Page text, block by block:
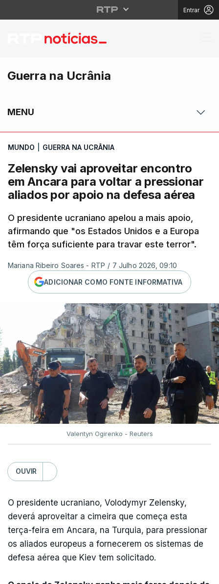
Entrar
Zelensky vai
Guerra na Ucrânia
MENU
MUNDO GUERRA NA UCRÂNIA
Zelensky vai aproveitar encontro
em Ancara para voltar a pressionar
aliados por apoio na defesa aérea
O presidente ucraniano apelou a mais apoio,
afirmando que "os Estados Unidos e a Europa
têm força suficiente para travar este terror".
Mariana Ribeiro Soares - RTP / 7 Julho 2026, 09:10
ADICIONAR COMO FONTE INFORMATIVA
Valentyn Ogirenko - Reuters
OUVIR
O presidente ucraniano, Volodymyr Zelensky,
deverá aproveitar a cimeira que começa esta
terça-feira em Ancara, na Turquia, para pressionar
os aliados europeus a fornecerem os sistemas de
defesa aérea que Kiev tem solicitado.